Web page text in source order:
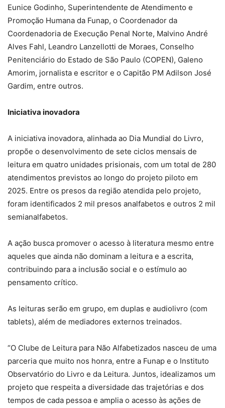
Eunice Godinho, Superintendente de Atendimento e
Promoção Humana da Funap, o Coordenador da
Coordenadoria de Execução Penal Norte, Malvino André
Alves Fahl, Leandro Lanzellotti de Moraes, Conselho
Penitenciário do Estado de São Paulo (COPEN), Galeno
Amorim, jornalista e escritor e o Capitão PM Adilson José
Gardim, entre outros.
Iniciativa inovadora
A iniciativa inovadora, alinhada ao Dia Mundial do Livro,
propõe o desenvolvimento de sete ciclos mensais de
leitura em quatro unidades prisionais, com um total de 280
atendimentos previstos ao longo do projeto piloto em
2025. Entre os presos da região atendida pelo projeto,
foram identificados 2 mil presos analfabetos e outros 2 mil
semianalfabetos.
A ação busca promover o acesso à literatura mesmo entre
aqueles que ainda não dominam a leitura e a escrita,
contribuindo para a inclusão social e o estímulo ao
pensamento crítico.
As leituras serão em grupo, em duplas e audiolivro (com
tablets), além de mediadores externos treinados.
“O Clube de Leitura para Não Alfabetizados nasceu de uma
parceria que muito nos honra, entre a Funap e o Instituto
Observatório do Livro e da Leitura. Juntos, idealizamos um
projeto que respeita a diversidade das trajetórias e dos
tempos de cada pessoa e amplia o acesso às ações de